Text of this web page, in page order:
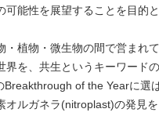
可能性を展望することを目的
植物・微生物の間で営まれ
界を、共生というキーワード
of the Yearに選
オルガネラ(nitroplast)の発見